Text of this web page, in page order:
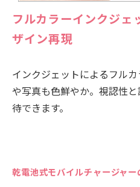
フルカラーインクジェ
ザイン再現
インクジェットによるフル
や写真も色鮮やか。視認性
待できます。
乾電池式モバイルチャージャ